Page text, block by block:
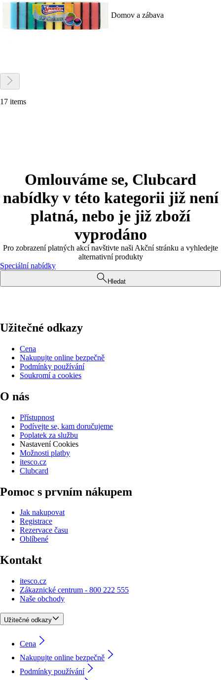
Domov a zábava
17 items
Omlouváme se, Clubcard
nabídky v této kategorii již není
platná, nebo je již zboží
vyprodáno
Pro zobrazení platných akcí navštivte naši Akční stránku a vyhledejte
alternativní produkty
Speciální nabídky
Hledat
Užitečné odkazy
Cena
Nakupujte online bezpečně
Podmínky používání
Soukromí a cookies
O nás
Přístupnost
Podívejte se, kam doručujeme
Poplatek za službu
Nastavení Cookies
Možnosti platby
itesco.cz
Clubcard
Pomoc s prvním nákupem
Jak nakupovat
Registrace
Rezervace času
Oblíbené
Kontakt
itesco.cz
Zákaznické centrum - 800 222 555
Naše obchody
Užitečné odkazy
Cena
Nakupujte online bezpečně
Podmínky používání